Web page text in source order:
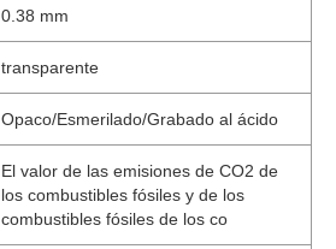
0.38 mm
transparente
Opaco/Esmerilado/Grabado al ácido
El valor de las emisiones de CO2 de
los combustibles fósiles y de los
combustibles fósiles de los co